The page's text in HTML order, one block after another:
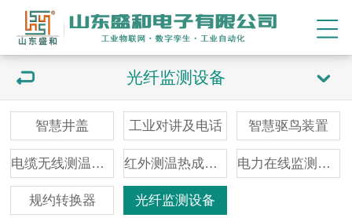
光纤监测设备
智慧井盖 工业对讲及电话 智慧驱鸟装置
电缆无线测温装置 红外测温热成像仪 电力在线监测装置
规约转换器 光纤监测设备